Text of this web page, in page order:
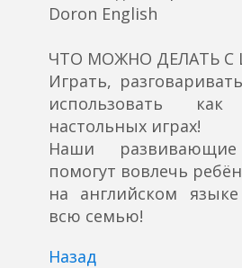
ЧТО МОЖНО ДЕЛАТЬ С
Играть,
использовать
настольных играх!
Наши
помогут вовлечь
на английском
всю семью!
Назад